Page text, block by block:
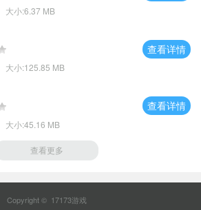
大小:6.37 MB
大小:125.85 MB
查看详情
大小:45.16 MB
查看详情
查看更多
Copyright © 17173游戏